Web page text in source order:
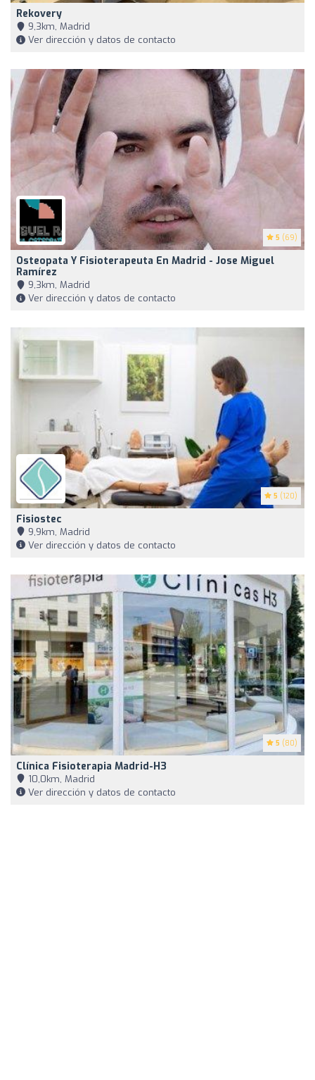
Rekovery
9,3km, Madrid
Ver dirección y datos de contacto
5 (69)
Osteopata Y Fisioterapeuta En Madrid - Jose Miguel
Ramírez
9,3km, Madrid
Ver dirección y datos de contacto
5 (120)
Fisiostec
9,9km, Madrid
Ver dirección y datos de contacto
5 (80)
Clínica Fisioterapia Madrid-H3
10,0km, Madrid
Ver dirección y datos de contacto